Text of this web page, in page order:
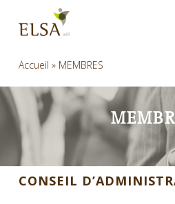
main
Accueil » MEMBRES
CONSEIL